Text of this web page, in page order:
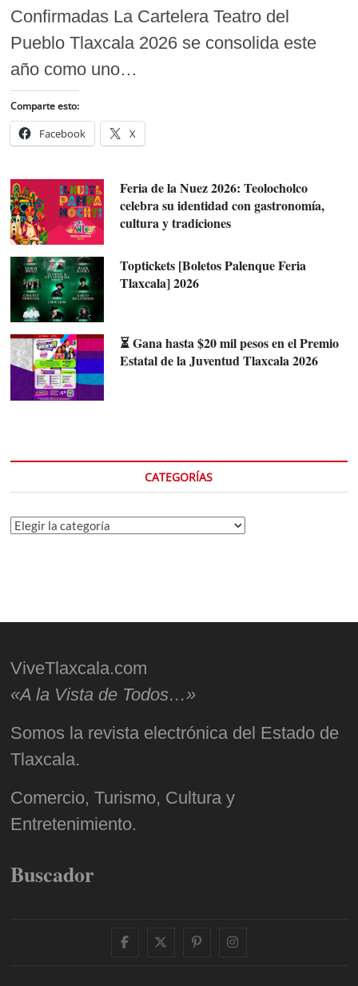
Confirmadas La Cartelera Teatro del
Pueblo Tlaxcala 2026 se consolida este
año como uno…
Comparte esto:
Facebook X
Feria de la Nuez 2026: Teolocholco
celebra su identidad con gastronomía,
cultura y tradiciones
Toptickets [Boletos Palenque Feria
Tlaxcala] 2026
⏳ Gana hasta $20 mil pesos en el Premio
Estatal de la Juventud Tlaxcala 2026
CATEGORÍAS
Categorías
ViveTlaxcala.com
«A la Vista de Todos…»
Somos la revista electrónica del Estado de
Tlaxcala.
Comercio, Turismo, Cultura y
Entretenimiento.
Buscador
facebooktwitter
pinterestinstagram